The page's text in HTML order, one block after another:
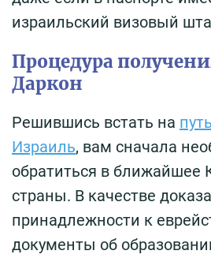
израильский визовый
Процедура
Даркон
Решившись встать на
Израиль, вам сначала
обратиться в ближайшее
страны. В качестве
принадлежности к
документы об